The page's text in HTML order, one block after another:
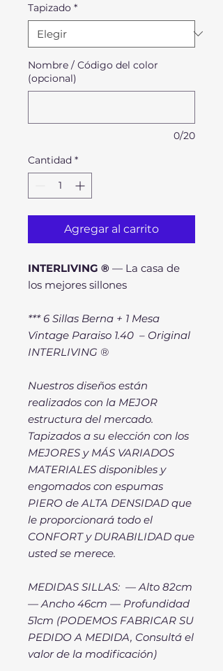
Tapizado *
Nombre / Código del color
(opcional)
0/20
Cantidad *
Agregar al carrito
INTERLIVING ® — La casa de
los mejores sillones
*** 6 Sillas Berna + 1 Mesa
Vintage Paraiso 1.40 – Original
INTERLIVING ®
Nuestros diseños están
realizados con la MEJOR
estructura del mercado.
Tapizados a su elección con los
MEJORES y MÁS VARIADOS
MATERIALES disponibles y
engomados con espumas
PIERO de ALTA DENSIDAD que
le proporcionará todo el
CONFORT y DURABILIDAD que
usted se merece.
MEDIDAS SILLAS: — Alto 82cm
— Ancho 46cm — Profundidad
51cm (PODEMOS FABRICAR SU
PEDIDO A MEDIDA, Consultá el
valor de la modificación)